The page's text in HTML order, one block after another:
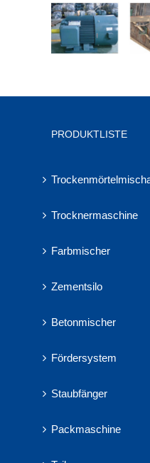
PRODUKTLISTE
Trocknermaschine
Farbmischer
Zementsilo
Betonmischer
Fördersystem
Staubfänger
Packmaschine